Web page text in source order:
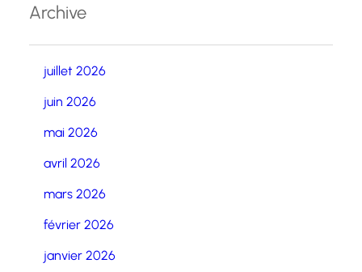
Archive
juillet 2026
juin 2026
mai 2026
avril 2026
mars 2026
février 2026
janvier 2026